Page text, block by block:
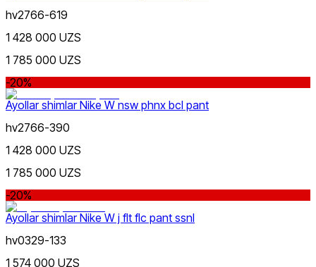
hv2766-619
1 428 000 UZS
1 785 000 UZS
-20%
Ayollar shimlar Nike W nsw phnx bcl pant
hv2766-390
1 428 000 UZS
1 785 000 UZS
-20%
Ayollar shimlar Nike W j flt flc pant ssnl
hv0329-133
1 574 000 UZS